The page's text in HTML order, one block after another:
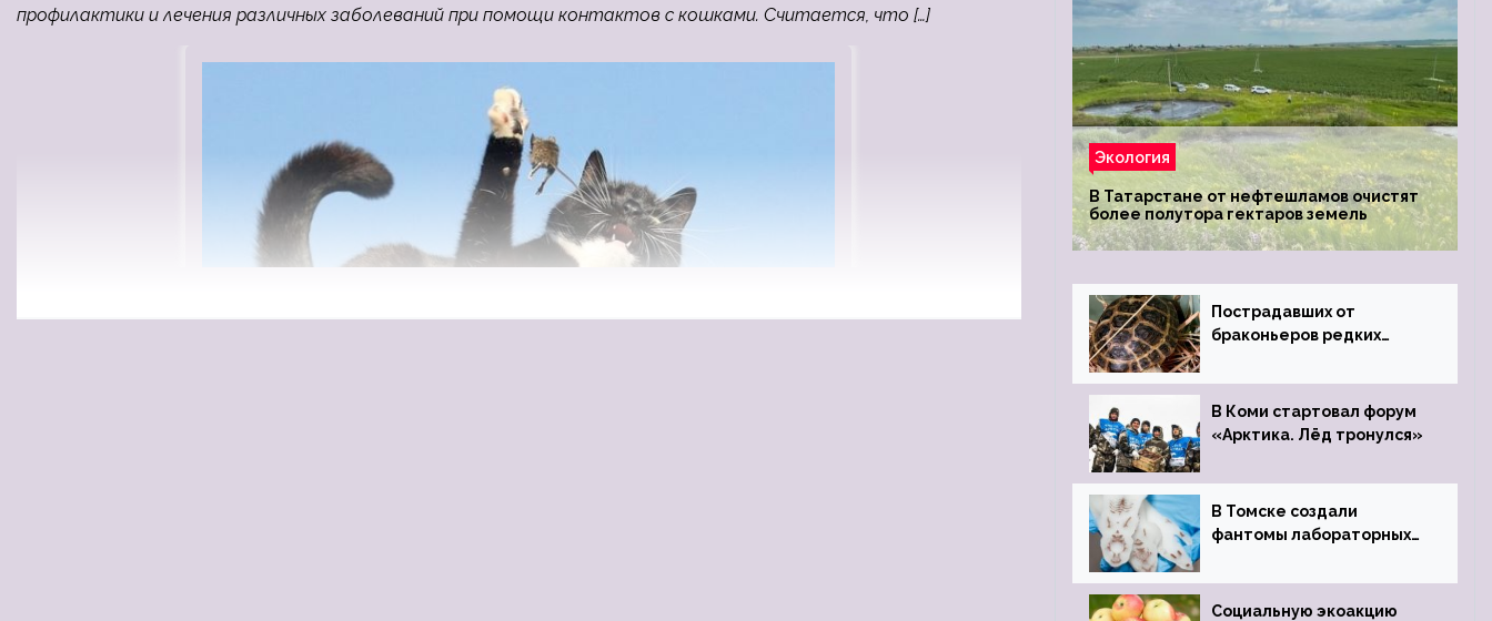
профилактики и лечения различных заболеваний при помощи контактов с кошками. Считается, что […]
Экология
В Татарстане от нефтешламов очистят
более полутора гектаров земель
Пострадавших от
браконьеров редких
Ростовский зоопарк
В Коми стартовал форум
«Арктика. Лёд тронулся»
В Томске создали
фантомы лабораторных
Социальную экоакцию